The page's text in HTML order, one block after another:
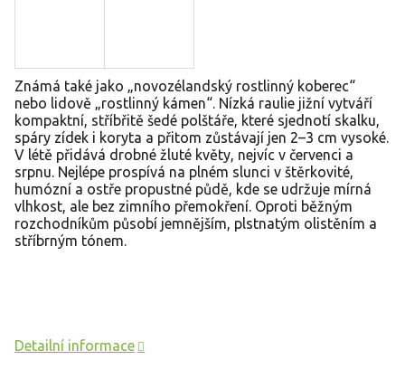
Známá také jako „novozélandský rostlinný koberec“
nebo lidově „rostlinný kámen“. Nízká raulie jižní vytváří
kompaktní, stříbřitě šedé polštáře, které sjednotí skalku,
spáry zídek i koryta a přitom zůstávají jen 2–3 cm vysoké.
V létě přidává drobné žluté květy, nejvíc v červenci a
srpnu. Nejlépe prospívá na plném slunci v štěrkovité,
humózní a ostře propustné půdě, kde se udržuje mírná
vlhkost, ale bez zimního přemokření. Oproti běžným
rozchodníkům působí jemnějším, plstnatým olistěním a
stříbrným tónem.
Detailní informace